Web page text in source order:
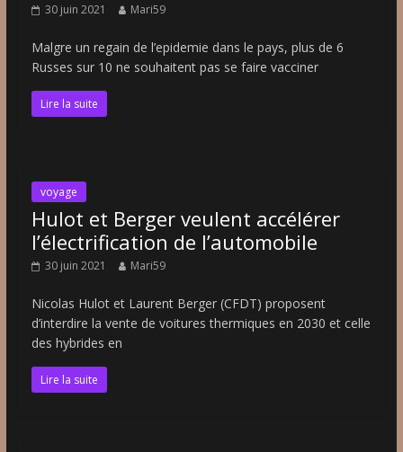
30 juin 2021 Mari59
Malgre un regain de l’epidemie dans le pays, plus de 6
Russes sur 10 ne souhaitent pas se faire vacciner
Lire la suite
voyage
Hulot et Berger veulent accélérer
l’électrification de l’automobile
30 juin 2021 Mari59
Nicolas Hulot et Laurent Berger (CFDT) proposent
d’interdire la vente de voitures thermiques en 2030 et celle
des hybrides en
Lire la suite